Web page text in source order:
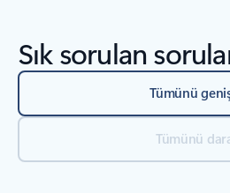
Sık sorulan
Tümünü
Tümünü